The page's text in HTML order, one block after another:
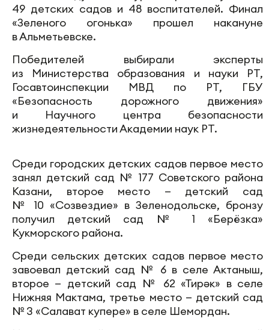
49 детских садов и 48 воспитателей. Финал
«Зеленого огонька» прошел накануне
в Альметьевске.
Победителей выбирали эксперты
из Министерства образования и науки РТ,
Госавтоинспекции МВД по РТ, ГБУ
«Безопасность дорожного движения»
и Научного центра безопасности
жизнедеятельности Академии наук РТ.
Среди городских детских садов первое место
занял детский сад № 177 Советского района
Казани, второе место — детский сад
№ 10 «Созвездие» в Зеленодольске, бронзу
получил детский сад № 1 «Берёзка»
Кукморского района.
Среди сельских детских садов первое место
завоевал детский сад № 6 в селе Актаныш,
второе — детский сад № 62 «Тирәк» в селе
Нижняя Мактама, третье место — детский сад
№ 3 «Салават купере» в селе Шемордан.